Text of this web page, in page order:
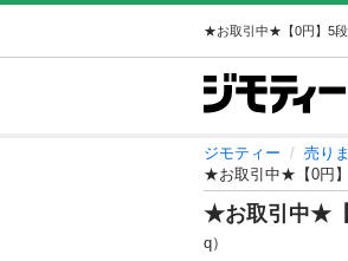
ジモティー 売り
★お取引中★【0円】
★お取引中★【
q）